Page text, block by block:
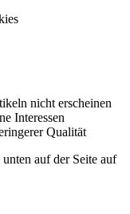
nicht erscheinen
Interessen
Qualität
auf der Seite auf